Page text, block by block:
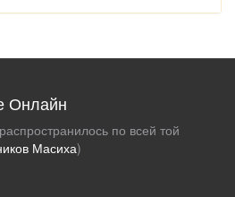
Онлайн
по всей той
Масиха)